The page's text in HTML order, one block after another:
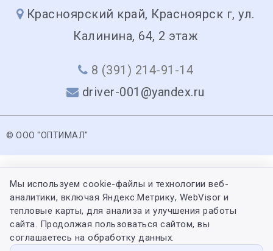
Красноярский край, Красноярск г, ул.
Калинина, 64, 2 этаж
8 (391) 214-91-14
driver-001@yandex.ru
© ООО "ОПТИМАЛ"
Мы используем cookie-файлы и технологии веб-
аналитики, включая Яндекс.Метрику, WebVisor и
тепловые карты, для анализа и улучшения работы
сайта. Продолжая пользоваться сайтом, вы
соглашаетесь на обработку данных.